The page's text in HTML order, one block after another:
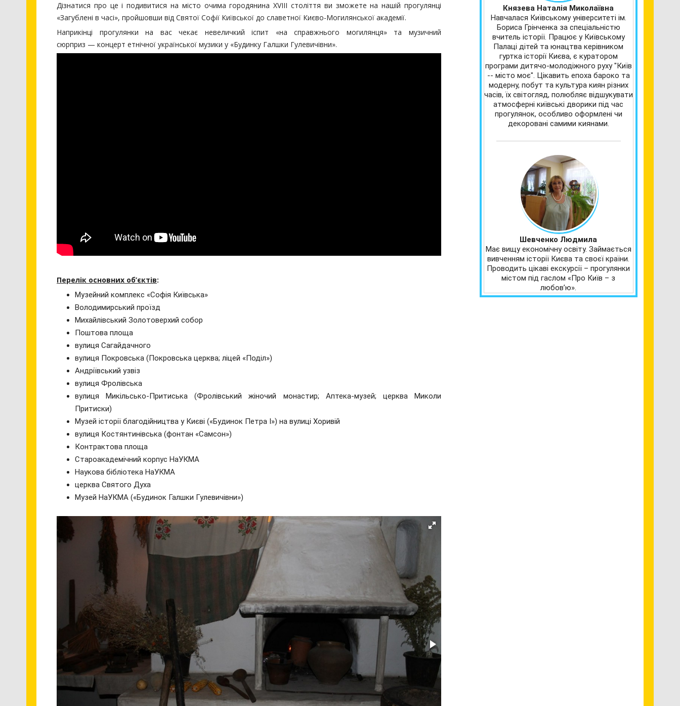
Дізнатися про це і подивитися на місто очима городянина XVIII століття ви зможете на нашій прогулянці
«Загублені в часі», пройшовши від Святої Софії Київської до славетної Києво-Могилянської академії.
Наприкінці прогулянки на вас чекає невеличкий іспит «на справжнього могилянця» та музичний
сюрприз — концерт етнічної української музики у «Будинку Галшки Гулевичівни».
Перелік основних об’єктів:
Музейний комплекс «Софія Київська»
Володимирський проїзд
Михайлівський Золотоверхий собор
Поштова площа
вулиця Сагайдачного
вулиця Покровська (Покровська церква; ліцей «Поділ»)
Андріївський узвіз
вулиця Фролівська
вулиця Микільсько-Притиська (Фролівський жіночий монастир; Аптека-музей; церква Миколи
Притиски)
Музей історії благодійництва у Києві («Будинок Петра І») на вулиці Хоривій
вулиця Костянтинівська (фонтан «Самсон»)
Контрактова площа
Староакадемічний корпус НаУКМА
Наукова бібліотека НаУКМА
церква Святого Духа
Музей НаУКМА («Будинок Галшки Гулевичівни»)
Князева Наталія Миколаївна
Навчалася Київському університеті ім.
Бориса Грінченка за спеціальністю
вчитель історії. Працює у Київському
Палаці дітей та юнацтва керівником
гуртка історії Києва, є куратором
програми дитячо-молодіжного руху "Київ
-- місто моє". Цікавить епоха бароко та
модерну, побут та культура киян різних
часів, їх світогляд, полюбляє відшукувати
атмосферні київські дворики під час
прогулянок, особливо оформлені чи
декоровані самими киянами.
Шевченко Людмила
Має вищу економічну освіту. Займається
вивченням історії Києва та своєї країни.
Проводить цікаві екскурсії – прогулянки
містом під гаслом «Про Київ – з
любов’ю».